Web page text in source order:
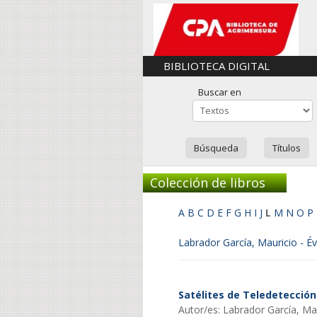
BIBLIOTECA DIGITAL
Buscar en
Búsqueda Títulos
Colección de libros
A B C D E F G H I J L M N O P
Labrador García, Mauricio -
Satélites de
Autor/es: Labrador García,